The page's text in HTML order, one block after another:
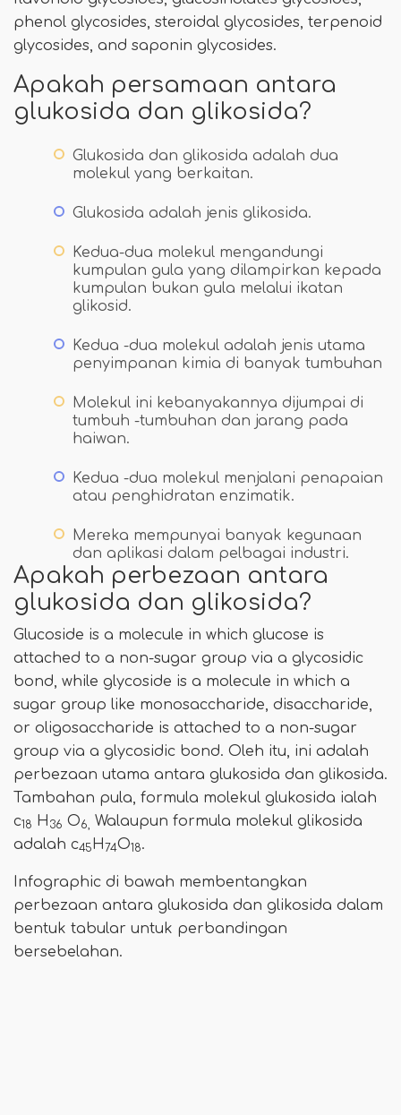
phenol glycosides, steroidal glycosides, terpenoid
glycosides, and saponin glycosides.
Apakah persamaan antara
glukosida dan glikosida?
Glukosida dan glikosida adalah dua
molekul yang berkaitan.
Glukosida adalah jenis glikosida.
Kedua-dua molekul mengandungi
kumpulan gula yang dilampirkan kepada
kumpulan bukan gula melalui ikatan
glikosid.
Kedua -dua molekul adalah jenis utama
penyimpanan kimia di banyak tumbuhan
Molekul ini kebanyakannya dijumpai di
tumbuh -tumbuhan dan jarang pada
haiwan.
Kedua -dua molekul menjalani penapaian
atau penghidratan enzimatik.
Mereka mempunyai banyak kegunaan
dan aplikasi dalam pelbagai industri.
Apakah perbezaan antara
glukosida dan glikosida?
Glucoside is a molecule in which glucose is
attached to a non-sugar group via a glycosidic
bond, while glycoside is a molecule in which a
sugar group like monosaccharide, disaccharide,
or oligosaccharide is attached to a non-sugar
group via a glycosidic bond. Oleh itu, ini adalah
perbezaan utama antara glukosida dan glikosida.
Tambahan pula, formula molekul glukosida ialah
c18 H 36 O6,
Walaupun formula molekul glikosida
adalah c45 H 74O18.
Infographic di bawah membentangkan
perbezaan antara glukosida dan glikosida dalam
bentuk tabular untuk perbandingan
bersebelahan.